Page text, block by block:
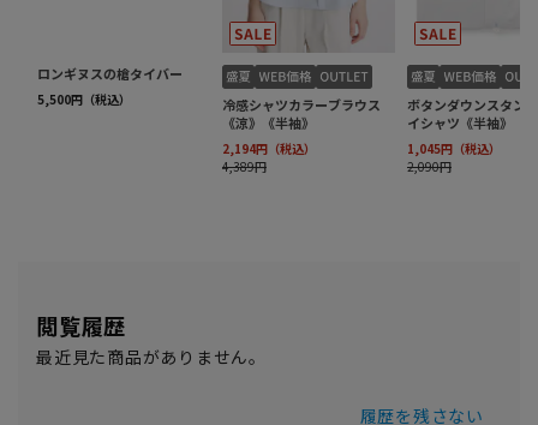
閲覧履歴
最近見た商品がありません。
履歴を残さない